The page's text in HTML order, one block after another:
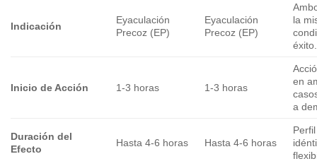
Indicación
Eyaculación
Precoz (EP)
Eyaculación
Precoz (EP)
la
éxito.
Inicio de Acción 1-3 horas 1-3 horas
en
a
Duración del
Efecto
Hasta 4-6 horas Hasta 4-6 horas